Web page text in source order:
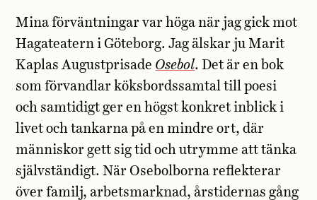
Mina förväntningar var höga när jag gick mot
Hagateatern i Göteborg. Jag älskar ju Marit
Kaplas Augustprisade Osebol. Det är en bok
som förvandlar köksbordssamtal till poesi
och samtidigt ger en högst konkret inblick i
livet och tankarna på en mindre ort, där
människor gett sig tid och utrymme att tänka
självständigt. När Osebolborna reflekterar
över familj, arbetsmarknad, årstidernas gång